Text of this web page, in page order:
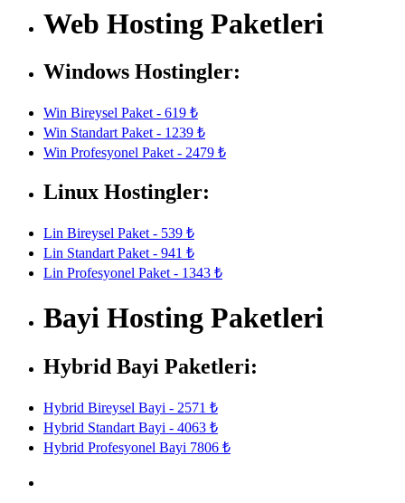
Web Hosting Paketleri
Windows Hostingler:
Win Bireysel Paket - 619 ₺
Win Standart Paket - 1239 ₺
Win Profesyonel Paket - 2479 ₺
Linux Hostingler:
Lin Bireysel Paket - 539 ₺
Lin Standart Paket - 941 ₺
Lin Profesyonel Paket - 1343 ₺
Bayi Hosting Paketleri
Hybrid Bayi Paketleri:
Hybrid Bireysel Bayi - 2571 ₺
Hybrid Standart Bayi - 4063 ₺
Hybrid Profesyonel Bayi 7806 ₺